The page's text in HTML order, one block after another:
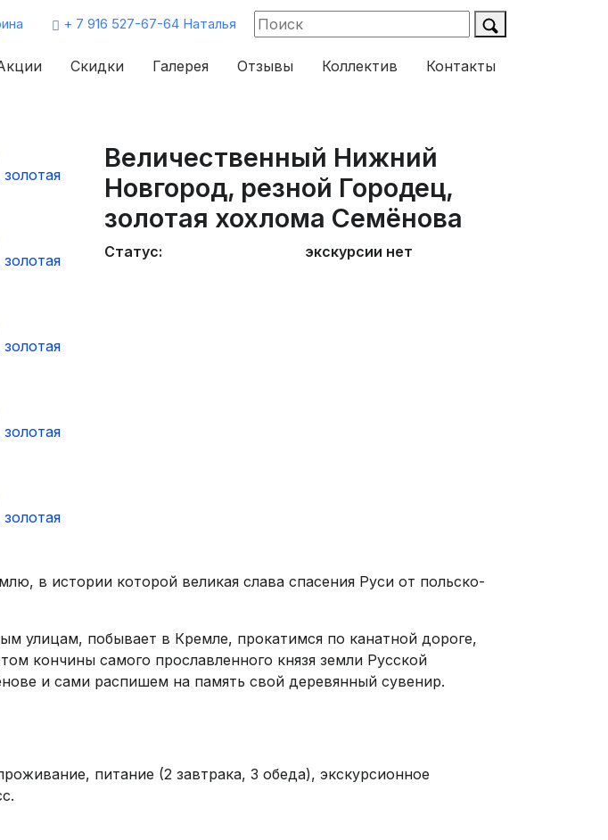
+ 7 916 527-67-64 Наталья
Скидки Галерея Отзывы Коллектив Контакты
Величественный Нижний
Новгород, резной Городец,
золотая хохлома Семёнова
Статус: экскурсии нет
в истории которой великая слава спасения Руси от польско-
улицам, побывает в Кремле, прокатимся по канатной дороге,
кончины самого прославленного князя земли Русской
и сами распишем на память свой деревянный сувенир.
питание (2 завтрака, 3 обеда), экскурсионное